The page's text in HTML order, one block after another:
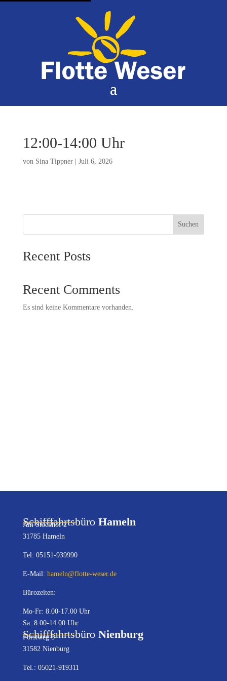
12:00-14:00 Uhr
von Sina Tippner| Juli 6, 2026
Suchen
Recent Posts
Recent Comments
Es sind keine Kommentare vorhanden.
Schifffahrtsbüro Hameln
Am Stockhof 2
31785 Hameln
Tel: 05151-939990
E-Mail: hameln@flotte-weser.de
Bürozeiten:
Mo-Fr: 8.00-17.00 Uhr
Sa: 8.00-14.00 Uhr
Schifffahrtsbüro Nienburg
Forstweg 5
31582 Nienburg
Tel.: 05021-919311